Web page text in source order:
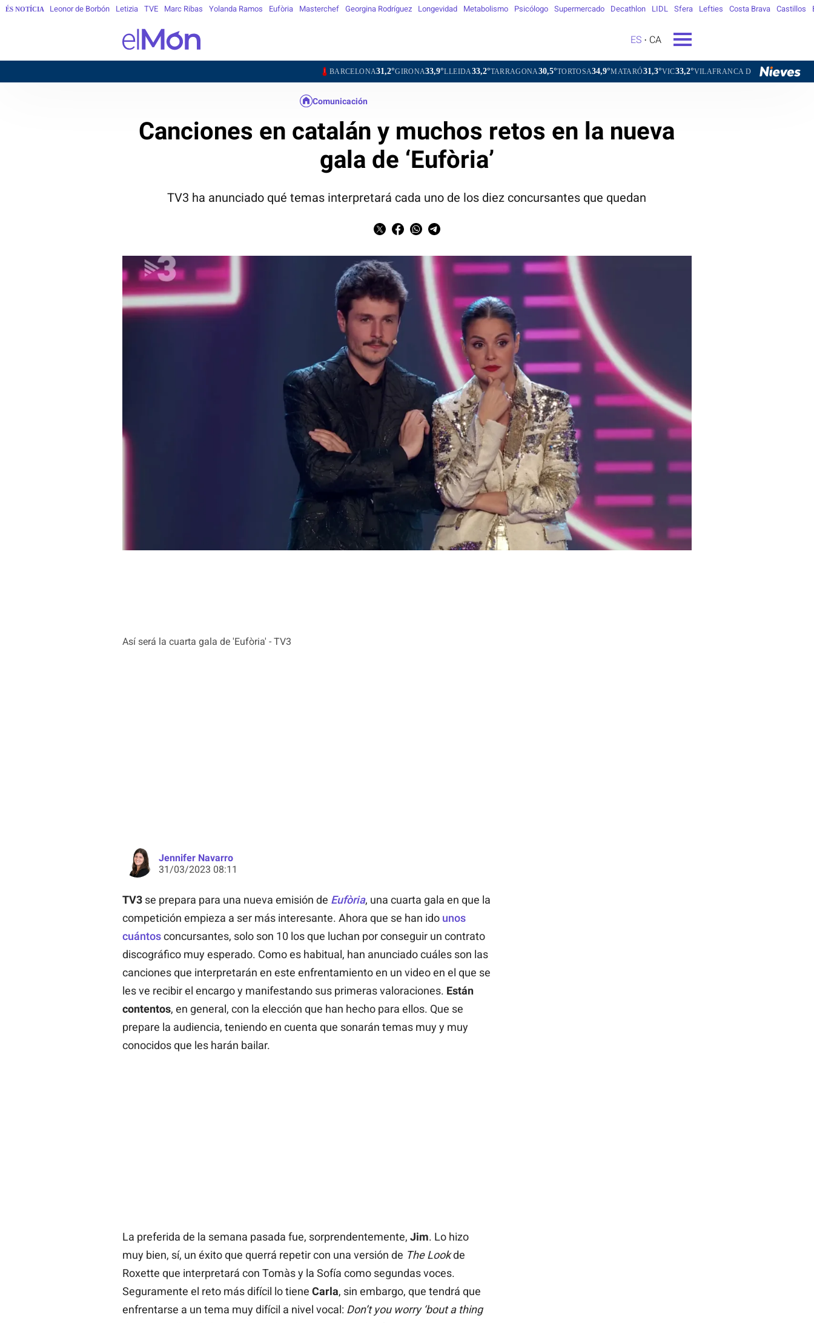
ÉS NOTÍCIA Leonor de Borbón Letizia TVE Marc Ribas Yolanda Ramos Eufòria Masterchef Georgina Rodríguez Longevidad Metabolismo Psicólogo Supermercado Decathlon LIDL Sfera Lefties Costa Brava Castillos
ES CA
31,2°GIRONA33,9°LLEIDA33,2°TARRAGONA30,5°TORTOSA34,9°MATARÓ31,3°VIC33,2°VILAFRANCA DEL PENEDÈS31,7° VILANOVA I
Así será la cuarta gala de 'Eufòria' - TV3
Comunicación
Canciones en catalán y muchos retos en la nueva
gala de ‘Eufòria’
TV3 ha anunciado qué temas interpretará cada uno de los diez concursantes que quedan
Jennifer Navarro
31/03/2023 08:11
TV3se prepara para una nueva emisión de Eufòria, una cuarta gala en que la
competición empieza a ser más interesante. Ahora que se han ido unos
cuántosconcursantes, solo son 10 los que luchan por conseguir un contrato
discográfico muy esperado. Como es habitual, han anunciado cuáles son las
canciones que interpretarán en este enfrentamiento en un video en el que se
les ve recibir el encargo y manifestando sus primeras valoraciones. Están
contentos, en general, con la elección que han hecho para ellos. Que se
prepare la audiencia, teniendo en cuenta que sonarán temas muy y muy
conocidos que les harán bailar.
La preferida de la semana pasada fue, sorprendentemente, Jim. Lo hizo
muy bien, sí, un éxito que querrá repetir con una versión de The Lookde
Roxette que interpretará con Tomàs y la Sofía como segundas voces.
Seguramente el reto más difícil lo tiene Carla, sin embargo, que tendrá que
enfrentarse a un tema muy difícil a nivel vocal: Don’t you worry ‘bout a thing